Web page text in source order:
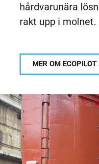
hårdvarunära
rakt upp i molnet.
MER OM ECOPILOT